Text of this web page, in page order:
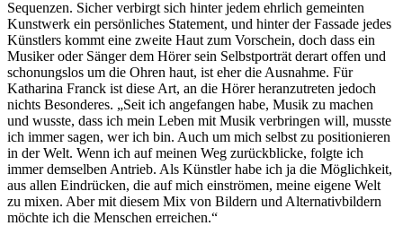
Sequenzen. Sicher verbirgt sich hinter jedem ehrlich gemeinten
Kunstwerk ein persönliches Statement, und hinter der Fassade jedes
Künstlers kommt eine zweite Haut zum Vorschein, doch dass ein
Musiker oder Sänger dem Hörer sein Selbstporträt derart offen und
schonungslos um die Ohren haut, ist eher die Ausnahme. Für
Katharina Franck ist diese Art, an die Hörer heranzutreten jedoch
nichts Besonderes. „Seit ich angefangen habe, Musik zu machen
und wusste, dass ich mein Leben mit Musik verbringen will, musste
ich immer sagen, wer ich bin. Auch um mich selbst zu positionieren
in der Welt. Wenn ich auf meinen Weg zurückblicke, folgte ich
immer demselben Antrieb. Als Künstler habe ich ja die Möglichkeit,
aus allen Eindrücken, die auf mich einströmen, meine eigene Welt
zu mixen. Aber mit diesem Mix von Bildern und Alternativbildern
möchte ich die Menschen erreichen.“